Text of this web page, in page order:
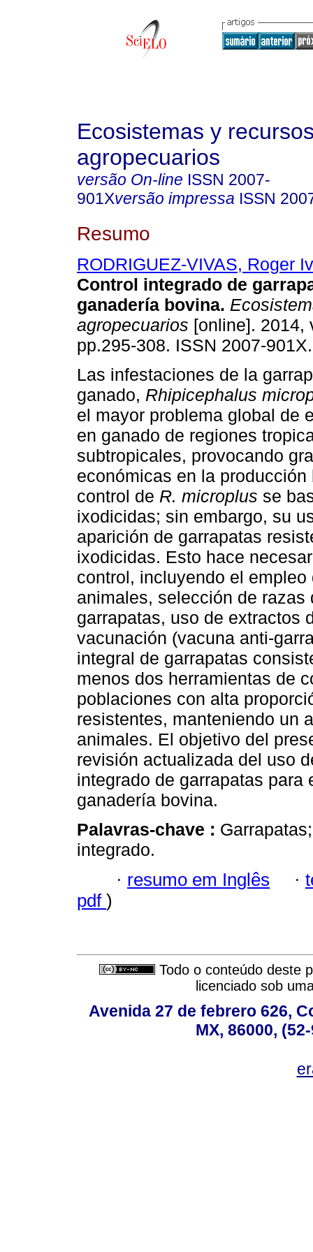
Ecosistemas y
agropecuarios
versão On-line ISSN 2007-
901Xversão impressa ISSN
Resumo
RODRIGUEZ-VIVAS, Roger
Control integrado de
ganadería bovina.
agropecuarios [online]. 2014,
pp.295-308. ISSN 2007-901X.
Las infestaciones de la
ganado, Rhipicephalus
el mayor problema global de
en ganado de regiones
subtropicales, provocando
económicas en la producción
control de R. microplus se
ixodicidas; sin embargo, su
aparición de garrapatas
ixodicidas. Esto hace
control, incluyendo el
animales, selección de
garrapatas, uso de extractos
vacunación (vacuna anti-
integral de garrapatas
menos dos herramientas de
poblaciones con alta
resistentes, manteniendo un
animales. El objetivo del
revisión actualizada del uso
integrado de garrapatas
ganadería bovina.
Palavras-chave :
integrado.
· resumo em Inglês ·
pdf )
Todo o conteúdo deste
licenciado sob
Avenida 27 de febrero 626,
MX, 86000,